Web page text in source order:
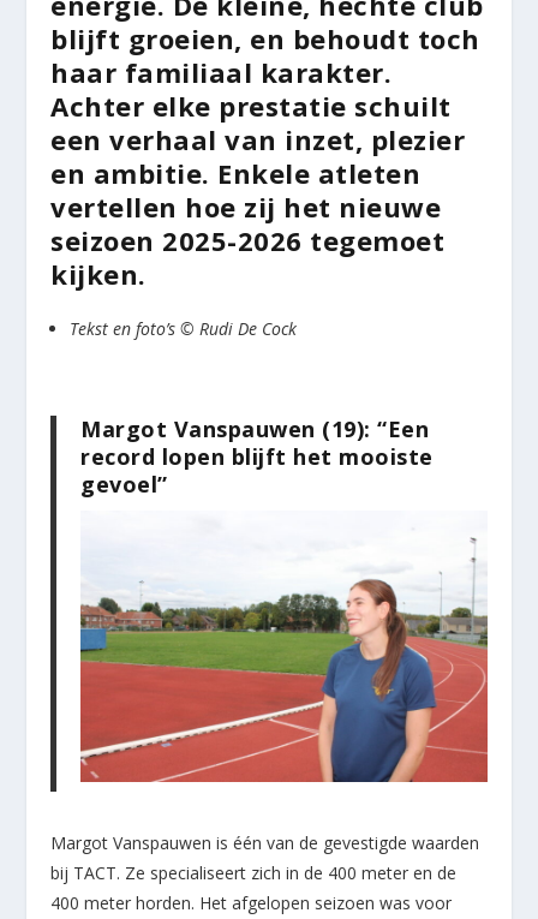
blijft groeien, en behoudt toch
haar familiaal karakter.
Achter elke prestatie schuilt
een verhaal van inzet, plezier
en ambitie. Enkele atleten
vertellen hoe zij het nieuwe
seizoen 2025-2026 tegemoet
kijken.
Tekst en foto’s © Rudi De Cock
Margot Vanspauwen (19): “Een
record lopen blijft het mooiste
gevoel”
Margot Vanspauwen is één van de gevestigde waarden
bij TACT. Ze specialiseert zich in de 400 meter en de
400 meter horden. Het afgelopen seizoen was voor